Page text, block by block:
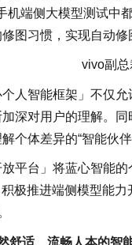
机端侧大模型测试中
图习惯，实现自动修
vivo副
人智能框架」不仅
深对用户的理解。
个体差异的“智能伙
放平台」将蓝心智能
极推进端侧模型能
舒适、流畅人本的智